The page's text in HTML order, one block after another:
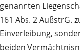
genannten
161 Abs. 2 AußstrG.
Einverleibung,
beiden